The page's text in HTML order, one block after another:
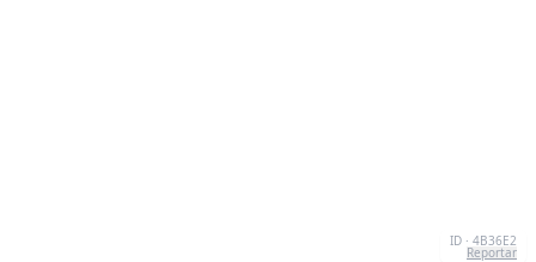
ID · 4B36E2
Reportar